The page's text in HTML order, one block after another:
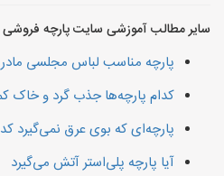
سایر مطالب آموزشی سایت پارچه
پارچه مناسب لباس مجلسی
کدام پارچه‌ها جذب گرد و خاک
پارچه‌ای که بوی عرق نمی‌گیرد
آیا پارچه پلی‌استر آتش می‌گیرد